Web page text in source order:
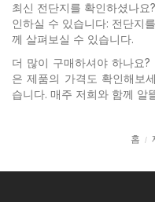
최신 전단지를 확인하셨나
인하실 수 있습니다: 전단지
께 살펴보실 수 있습니다.
더 많이 구매하셔야 하나요?
은 제품의 가격도 확인해보
습니다. 매주 저희와 함께 알
홈